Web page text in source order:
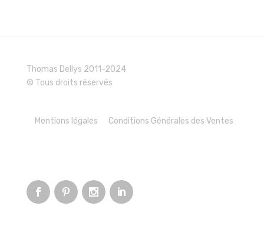
Thomas Dellys 2011-2024
© Tous droits réservés
Mentions légales Conditions Générales des Ventes